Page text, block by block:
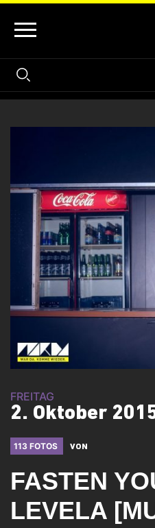
FREITAG
2. Oktober
113 FOTOS VON
FASTEN
LEVELA